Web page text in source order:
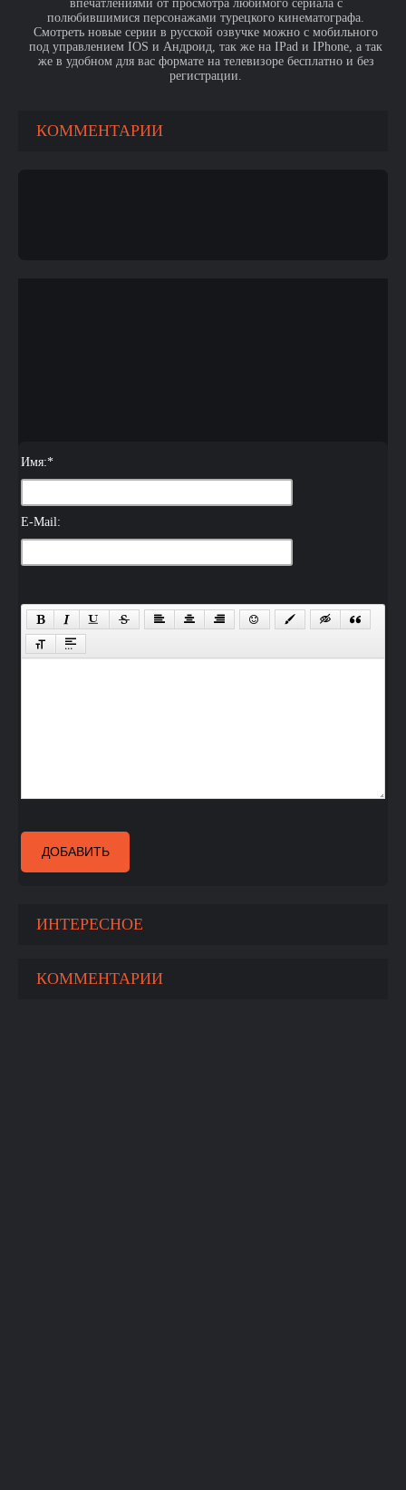
впечатлениями от просмотра любимого сериала с
полюбившимися персонажами турецкого кинематографа.
Смотреть новые серии в русской озвучке можно с мобильного
под управлением IOS и Андроид, так же на IPad и IPhone, а так
же в удобном для вас формате на телевизоре бесплатно и без
регистрации.
КОММЕНТАРИИ
Имя:*
E-Mail:
ДОБАВИТЬ
ИНТЕРЕСНОЕ
КОММЕНТАРИИ